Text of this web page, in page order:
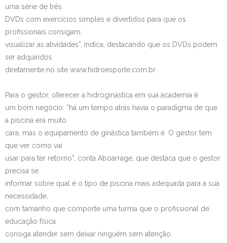
uma série de três
DVDs com exercícios simples e divertidos para que os
profissionais consigam
visualizar as atividades”, indica, destacando que os DVDs podem
ser adquiridos
diretamente no site www.hidroesporte.com.br.
Para o gestor, oferecer a hidroginástica em sua academia é
um bom negócio: “há um tempo atrás havia o paradigma de que
a piscina era muito
cara, mas o equipamento de ginástica também é. O gestor tem
que ver como vai
usar para ter retorno”, conta Aboarrage, que destaca que o gestor
precisa se
informar sobre qual é o tipo de piscina mais adequada para a sua
necessidade,
com tamanho que comporte uma turma que o profissional de
educação física
consiga atender sem deixar ninguém sem atenção.